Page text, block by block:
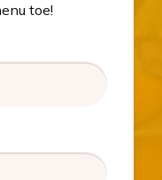
toe!